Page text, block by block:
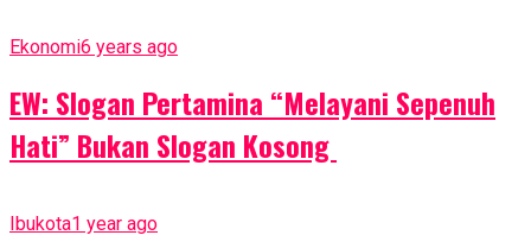
Ekonomi6 years ago
EW: Slogan Pertamina “Melayani Sepenuh
Hati” Bukan Slogan Kosong
Ibukota1 year ago